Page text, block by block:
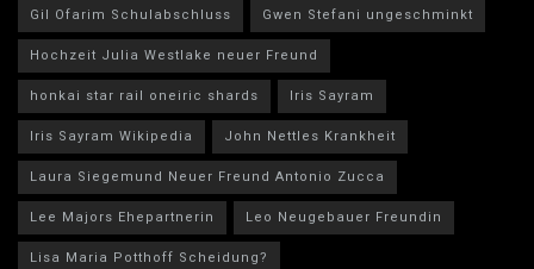
Gil Ofarim Schulabschluss
Gwen Stefani ungeschminkt
Hochzeit Julia Westlake neuer Freund
honkai star rail oneiric shards
Iris Sayram
Iris Sayram Wikipedia
John Nettles Krankheit
Laura Siegemund Neuer Freund Antonio Zucca
Lee Majors Ehepartnerin
Leo Neugebauer Freundin
Lisa Maria Potthoff Scheidung?